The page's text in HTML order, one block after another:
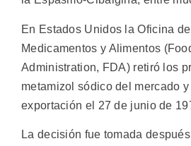
En Estados Unidos la Oficina
Medicamentos y Alimentos
Administration, FDA) retiró los
metamizol sódico del mercado
exportación el 27 de junio de
La decisión fue tomada